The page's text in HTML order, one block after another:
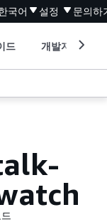
국어 설정 문의하
드 개발자 도구